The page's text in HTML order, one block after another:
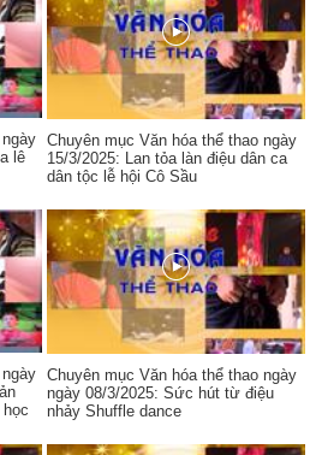
lê
Chuyên mục Văn hóa thể thao ngày
15/3/2025: Lan tỏa làn điệu dân ca
dân tộc lễ hội Cô Sầu
Chuyên mục Văn hóa thể thao ngày
ngày 08/3/2025: Sức hút từ điệu
nhảy Shuffle dance